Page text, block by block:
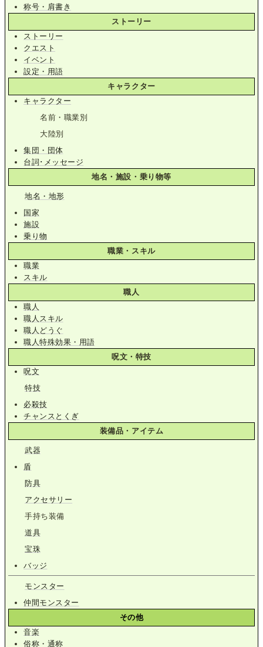
称号・肩書き
ストーリー
ストーリー
クエスト
イベント
設定・用語
キャラクター
キャラクター
名前・職業別
大陸別
集団・団体
台詞･メッセージ
地名・施設・乗り物等
地名・地形
国家
施設
乗り物
職業・スキル
職業
スキル
職人
職人
職人スキル
職人どうぐ
職人特殊効果・用語
呪文・特技
呪文
特技
必殺技
チャンスとくぎ
装備品・アイテム
武器
盾
防具
アクセサリー
手持ち装備
道具
宝珠
バッジ
モンスター
仲間モンスター
その他
音楽
俗称・通称